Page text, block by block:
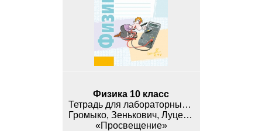
Физика 10 класс
Тетрадь для лабораторных работ
Громыко, Зенькович, Луцевич, Слесарь
«Просвещение»